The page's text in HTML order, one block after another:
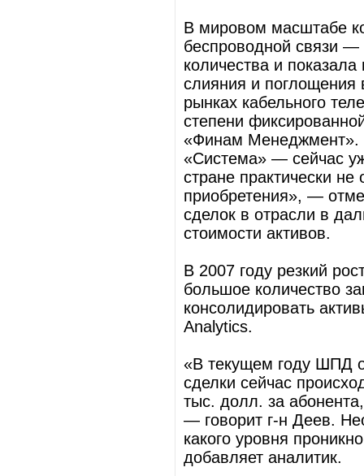
В мировом масштабе
беспроводной связи —
количества и
слияния и поглощения
рынках кабельного
степени
«Финам Менеджмент».
«Система» — сейчас
стране практически
приобретения», —
сделок в отрасли в
стоимости активов.
В 2007 году резкий
большое количество
консолидировать
Analytics.
«В текущем году ШПД
сделки сейчас
тыс. долл. за
— говорит г-н Деев.
какого уровня
добавляет аналитик.